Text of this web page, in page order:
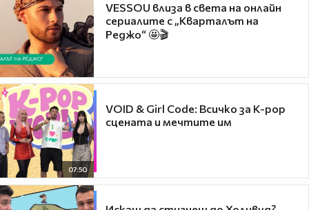
VESSOU влиза в света на онлайн
сериалите с „Кварталът на
Реджо“ 🤩🎬
07:50
VOID & Girl Code: Всичко за K-pop
сцената и мечтите им